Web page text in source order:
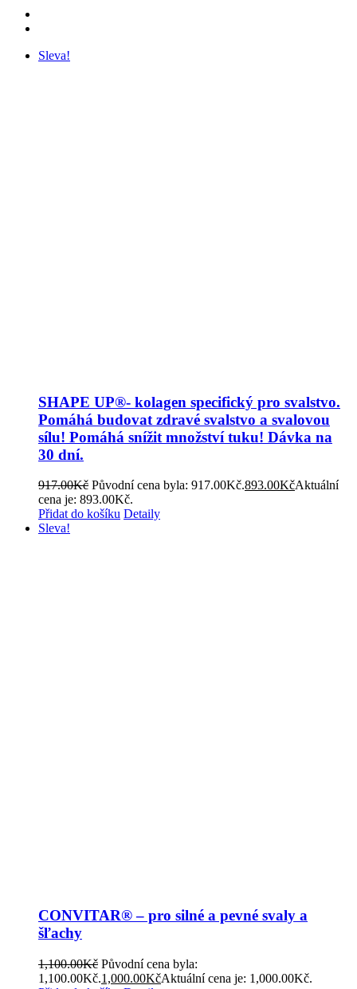
Sleva!
SHAPE UP®- kolagen specifický pro svalstvo.
Pomáhá budovat zdravé svalstvo a svalovou
sílu! Pomáhá snížit množství tuku! Dávka na
30 dní.
917.00Kč Původní cena byla: 917.00Kč.893.00KčAktuální
cena je: 893.00Kč.
Přidat do košíku Detaily
Sleva!
CONVITAR® – pro silné a pevné svaly a
šľachy
1,100.00Kč Původní cena byla:
1,100.00Kč.1,000.00KčAktuální cena je: 1,000.00Kč.